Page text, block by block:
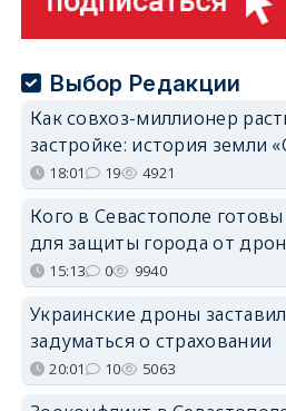
Выбор Редакции
Как совхоз-миллионер
застройке: история земли
18:01 19 4921
Кого в Севастополе
для защиты города от
15:13 0 9940
Украинские дроны
задуматься о страховании
20:01 10 5063